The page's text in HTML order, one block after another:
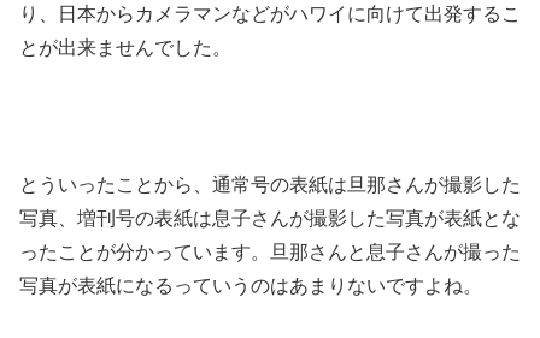
り、日本からカメラマンなどがハワイに向けて出発するこ
とが出来ませんでした。
とういったことから、通常号の表紙は旦那さんが撮影した
写真、増刊号の表紙は息子さんが撮影した写真が表紙とな
ったことが分かっています。旦那さんと息子さんが撮った
写真が表紙になるっていうのはあまりないですよね。